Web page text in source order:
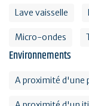
Lave vaisselle
Micro-ondes
Environnements
A proximité d'une